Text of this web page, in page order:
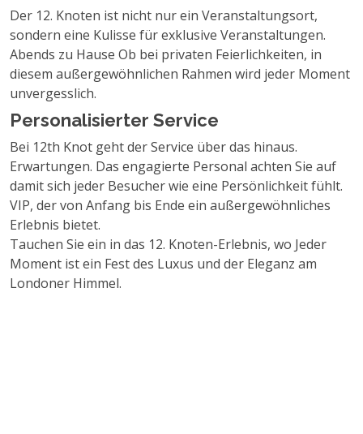
Der 12. Knoten ist nicht nur ein Veranstaltungsort,
sondern eine Kulisse für exklusive Veranstaltungen.
Abends zu Hause Ob bei privaten Feierlichkeiten, in
diesem außergewöhnlichen Rahmen wird jeder Moment
unvergesslich.
Personalisierter Service
Bei 12th Knot geht der Service über das hinaus.
Erwartungen. Das engagierte Personal achten Sie auf
damit sich jeder Besucher wie eine Persönlichkeit fühlt.
VIP, der von Anfang bis Ende ein außergewöhnliches
Erlebnis bietet.
Tauchen Sie ein in das 12. Knoten-Erlebnis, wo Jeder
Moment ist ein Fest des Luxus und der Eleganz am
Londoner Himmel.